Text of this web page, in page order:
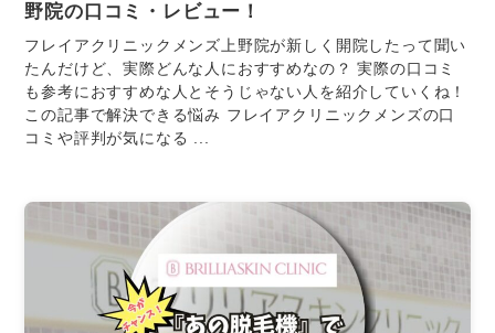
野院の口コミ・レビュー！
フレイアクリニックメンズ上野院が新しく開院したって聞い
たんだけど、実際どんな人におすすめなの？ 実際の口コミ
も参考におすすめな人とそうじゃない人を紹介していくね！
この記事で解決できる悩み フレイアクリニックメンズの口
コミや評判が気になる ...